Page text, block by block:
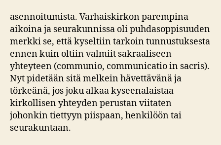
asennoitumista. Varhaiskirkon parempina
aikoina ja seurakunnissa oli puhdasoppisuuden
merkki se, että kyseltiin tarkoin tunnustuksesta
ennen kuin oltiin valmiit sakraaliseen
yhteyteen (communio, communicatio in sacris).
Nyt pidetään sitä melkein hävettävänä ja
törkeänä, jos joku alkaa kyseenalaistaa
kirkollisen yhteyden perustan viitaten
johonkin tiettyyn piispaan, henkilöön tai
seurakuntaan.